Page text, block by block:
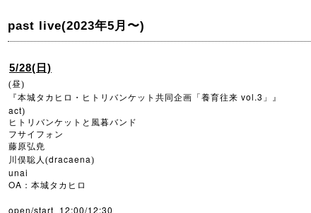
past live(2023年5月〜)
5/28(日)
(昼)
『本城タカヒロ・ヒトリバンケット共同企画「養育往来 vol.3 」』
act)
ヒトリバンケットと風暮バンド
フサイフォン
藤原弘尭
川俣聡人(dracaena)
unai
OA ：本城タカヒロ
open/start 12:00/12:30